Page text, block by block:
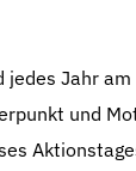
jedes Jahr
und